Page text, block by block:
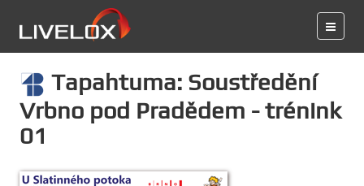
Tapahtuma: Soustředění
Vrbno pod Pradědem - trénink
01